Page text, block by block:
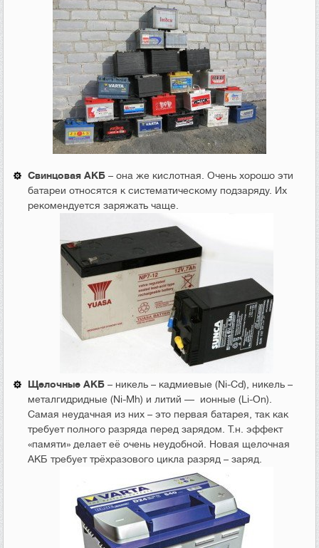
Свинцовая АКБ – она же кислотная. Очень хорошо эти
батареи относятся к систематическому подзаряду. Их
рекомендуется заряжать чаще.
Щелочные АКБ – никель – кадмиевые (Ni-Cd), никель –
металгидридные (Ni-Mh) и литий — ионные (Li-On).
Самая неудачная из них – это первая батарея, так как
требует полного разряда перед зарядом. Т.н. эффект
«памяти» делает её очень неудобной. Новая щелочная
АКБ требует трёхразового цикла разряд – заряд.